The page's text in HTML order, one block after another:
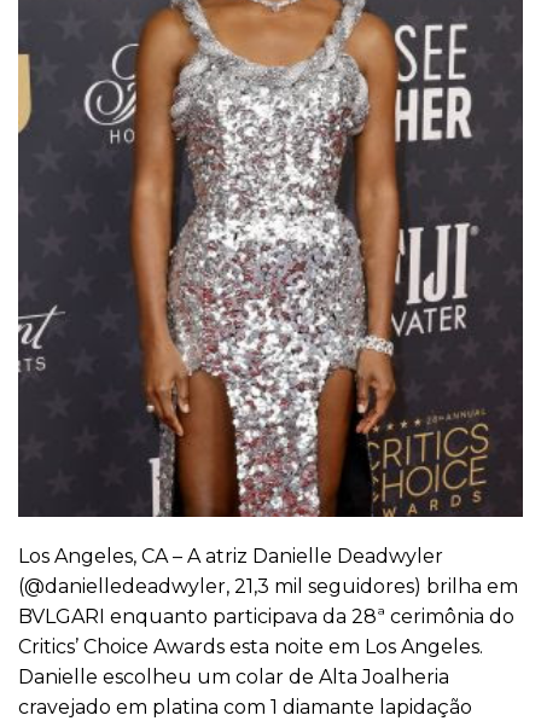
Los Angeles, CA – A atriz Danielle Deadwyler
(@danielledeadwyler, 21,3 mil seguidores) brilha em
BVLGARI enquanto participava da 28ª cerimônia do
Critics’ Choice Awards esta noite em Los Angeles.
Danielle escolheu um colar de Alta Joalheria
cravejado em platina com 1 diamante lapidação